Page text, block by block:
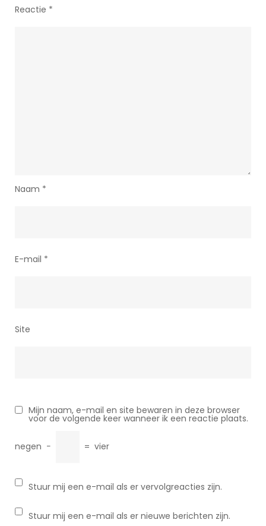
Reactie *
Naam *
E-mail *
Site
Mijn naam, e-mail en site bewaren in deze browser
voor de volgende keer wanneer ik een reactie plaats.
negen − = vier
Stuur mij een e-mail als er vervolgreacties zijn.
Stuur mij een e-mail als er nieuwe berichten zijn.